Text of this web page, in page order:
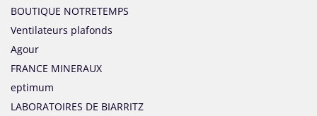
BOUTIQUE NOTRETEMPS
Ventilateurs plafonds
Agour
FRANCE MINERAUX
eptimum
LABORATOIRES DE BIARRITZ